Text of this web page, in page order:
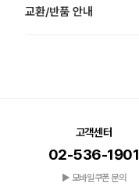
교환/반품 안내
고객센터
02-536-1901
▶ 모바일쿠폰 문의